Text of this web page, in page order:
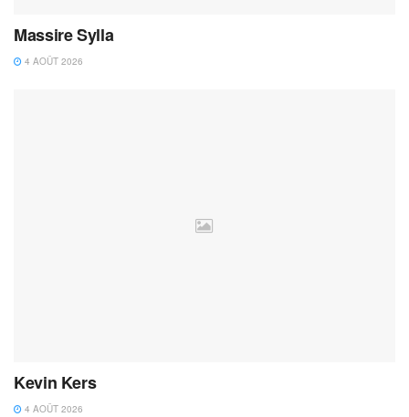
Massire Sylla
4 AOÛT 2026
Kevin Kers
4 AOÛT 2026